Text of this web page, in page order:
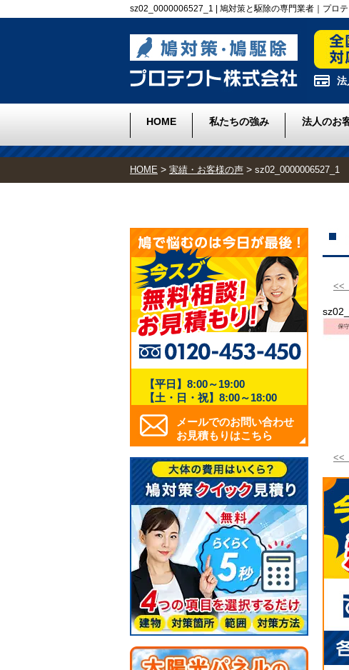
sz02_0000006527_1 | 鳩対策と駆除の専門業者｜プロ
法
HOME 私たちの強み 法人のお
HOME > 実績・お客様の声 > sz02_0000006527_1
【平日】8:00～19:00
【土・日・祝】8:00～18:00
メールでのお問い合わせ
お見積もりはこちら
<<
<<